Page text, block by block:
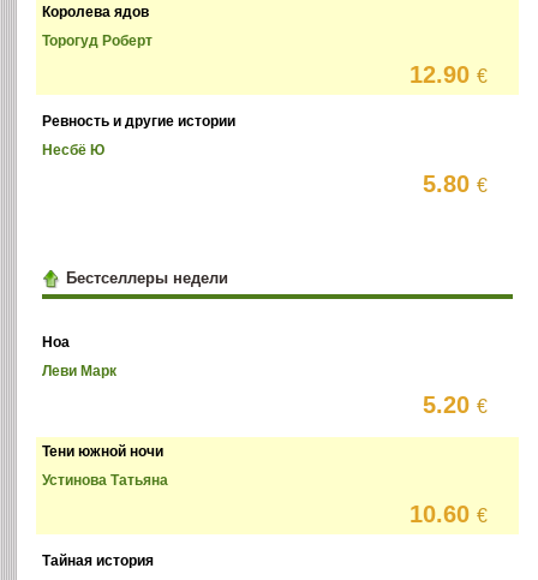
Королева ядов
Торогуд Роберт
12.90€
Ревность и другие истории
Несбё Ю
5.80€
Бестселлеры недели
Ноа
Леви Марк
5.20€
Тени южной ночи
Устинова Татьяна
10.60€
Тайная история